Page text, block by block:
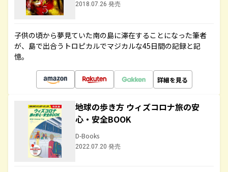
2018.07.26 発売
子供の頃から夢見ていた南の島に滞在することになった筆者
が、島で出合うトロピカルでマジカルな45日間の記録と記
憶。
詳細を見る
地球の歩き方 ウィズコロナ旅の安
心・安全BOOK
D-Books
2022.07.20 発売